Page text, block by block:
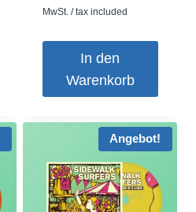
Preis
Preis
MwSt. / tax included
In den
Warenkorb
Angebot!